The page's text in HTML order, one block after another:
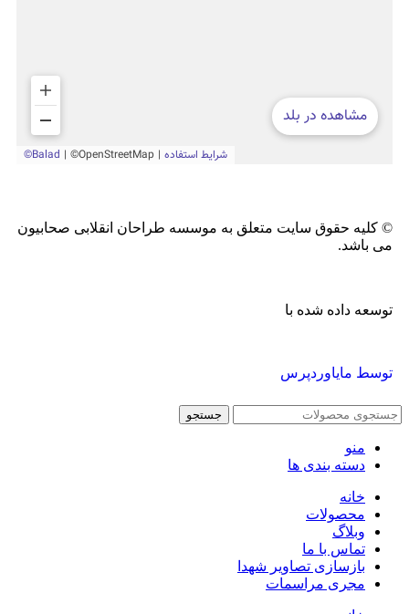
© کلیه حقوق سایت متعلق به موسسه طراحان انقلابی صحابیون
می باشد.
توسعه داده شده با
توسط مایاوردپرس
جستجو
منو
دسته بندی ها
خانه
محصولات
وبلاگ
تماس با ما
بازسازی تصاویر شهدا
مجری مراسمات